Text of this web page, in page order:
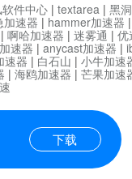
下载
件中心 | textarea | 黑
加速器 | hammer加速器
| 啊哈加速器 | 迷雾通 | 优
速器 | anycast加速器 |
速器 | 白石山 | 小牛加速
| 海鸥加速器 | 芒果加速